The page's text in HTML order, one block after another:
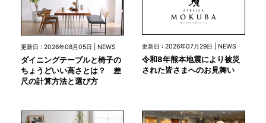
更新日 : 2026年08月05日 | NEWS
ダイニングテーブルと椅子の
ちょうどいい高さとは？ 差
尺の計算方法と選び方
更新日 : 2026年07月29日 | NEWS
令和8年熊本地震により被災
された皆さまへのお見舞い